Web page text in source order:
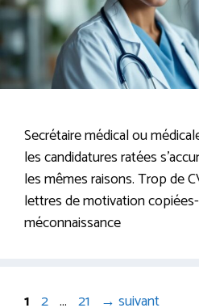
Secrétaire médical ou
les candidatures ratées
les mêmes raisons. Trop de
lettres de motivation
méconnaissance
Page
1 Page
2 … Page
21 → suivant